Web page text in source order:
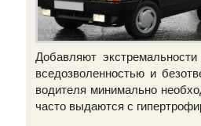
Добавляют
вседозволенностью и
водителя минимально
часто выдаются с